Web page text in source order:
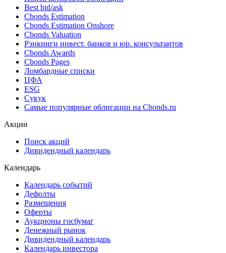
Best bid/ask
Cbonds Estimation
Cbonds Estimation Onshore
Cbonds Valuation
Рэнкинги инвест. банков и юр. консультантов
Cbonds Awards
Cbonds Pages
Ломбардные списки
ЦФА
ESG
Сукук
Самые популярные облигации на Cbonds.ru
Акции
Поиск акций
Дивидендный календарь
Календарь
Календарь событий
Дефолты
Размещения
Оферты
Аукционы госбумаг
Денежный рынок
Дивидендный календарь
Календарь инвестора